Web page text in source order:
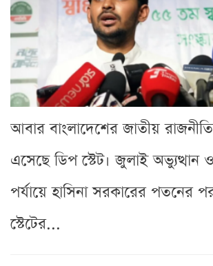
আবার বাংলাদেশের জাতীয়
এসেছে ডিপ স্টেট। জুলাই অভ্যুত্থান
পর্যায়ে হাসিনা সরকারের পতনের
স্টেটের...